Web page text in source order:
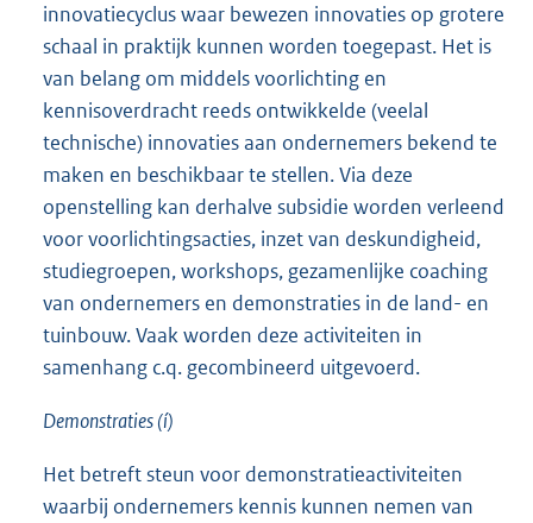
innovatiecyclus waar bewezen innovaties op grotere
schaal in praktijk kunnen worden toegepast. Het is
van belang om middels voorlichting en
kennisoverdracht reeds ontwikkelde (veelal
technische) innovaties aan ondernemers bekend te
maken en beschikbaar te stellen. Via deze
openstelling kan derhalve subsidie worden verleend
voor voorlichtingsacties, inzet van deskundigheid,
studiegroepen, workshops, gezamenlijke coaching
van ondernemers en demonstraties in de land- en
tuinbouw. Vaak worden deze activiteiten in
samenhang c.q. gecombineerd uitgevoerd.
Demonstraties (í)
Het betreft steun voor demonstratieactiviteiten
waarbij ondernemers kennis kunnen nemen van